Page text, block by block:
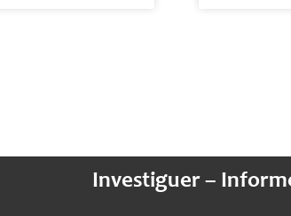
Investiguer –